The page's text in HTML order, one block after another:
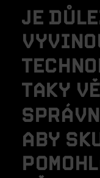
JE DŮLE
VYVINO
TECHNO
TAKY VĚ
SPRÁVN
ABY SK
POMOHL